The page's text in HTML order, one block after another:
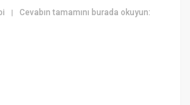
|Cevabın tamamını burada okuyun: